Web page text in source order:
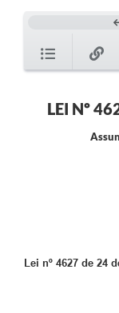
LEI Nº
Lei nº 4627 de 24